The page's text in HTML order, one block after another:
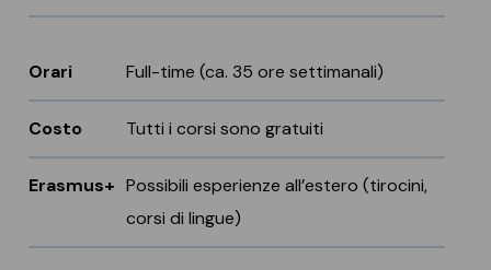
Orari Full-time (ca. 35 ore settimanali)
Costo Tutti i corsi sono gratuiti
Erasmus+ Possibili esperienze all’estero (tirocini,
corsi di lingue)